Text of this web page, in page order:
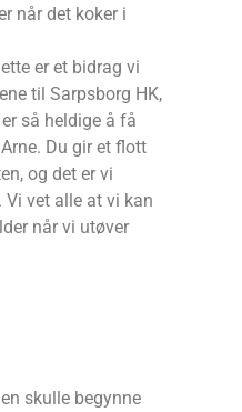
når det koker i
er et bidrag vi
til Sarpsborg HK,
så heldige å få
Du gir et flott
og det er vi
vet alle at vi kan
når vi utøver
skulle begynne